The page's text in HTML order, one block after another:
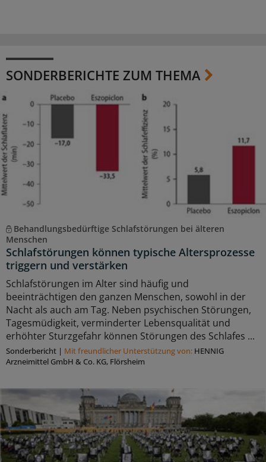
SONDERBERICHTE ZUM THEMA
Behandlungsbedürftige Schlafstörungen bei älteren
Menschen
Schlafstörungen können typische Altersprozesse
triggern und verstärken
Schlafstörungen im Alter sind häufig und
beeinträchtigen den ganzen Menschen, sowohl in der
Nacht als auch am Tag. Neben psychischen Störungen,
Tagesmüdigkeit, verminderter Lebensqualität und
erhöhter Sturzgefahr können Störungen des Schlafes ...
Sonderbericht | Mit freundlicher Unterstützung von: HENNIG
Arzneimittel GmbH & Co. KG, Flörsheim